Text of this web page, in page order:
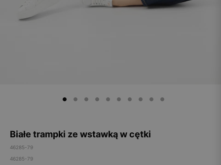
Białe trampki ze wstawką w cętki
46285-79
46285-79